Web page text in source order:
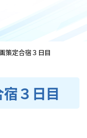
策定合宿３日目
３日目